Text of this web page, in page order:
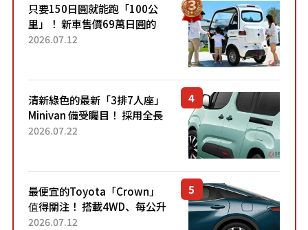
只要150日圓就能跑「100公
里」！ 新車售價69萬日圓的
「3人座」Trike大受歡迎！ 順
2026.07.12
清新綠色的最新「3排7人座」
Minivan 備受矚目！ 採用全長
4.7公尺剛剛好的車身尺寸與
2026.07.22
最便宜的Toyota「Crown」
值得關注！ 搭載4WD、每公升
22.4公里低油耗表現超亮眼！
2026.07.12